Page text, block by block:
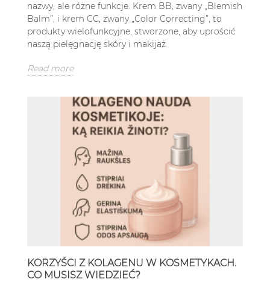
nazwy, ale różne funkcje. Krem BB, zwany „Blemish
Balm”, i krem CC, zwany „Color Correcting”, to
produkty wielofunkcyjne, stworzone, aby uprościć
naszą pielęgnację skóry i makijaż.
Read more
KORZYŚCI Z KOLAGENU W KOSMETYKACH.
CO MUSISZ WIEDZIEĆ?